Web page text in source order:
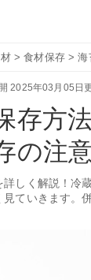
>食材保存 >海
2025年03月05日
存方
の注
詳しく解説！冷
ていきます。